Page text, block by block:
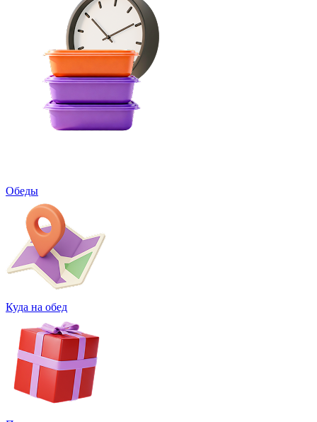
Обеды
Куда на обед